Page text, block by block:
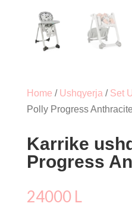
Home / Ushqyerja / Set
Polly Progress Anthracite
Karrike
Progress
24000 L